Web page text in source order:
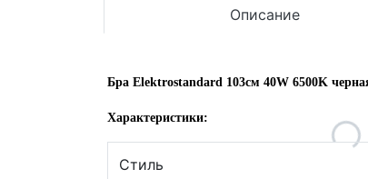
Описание
Бра Elektrostandard 103см 40W 6500K
Характеристики:
Стиль